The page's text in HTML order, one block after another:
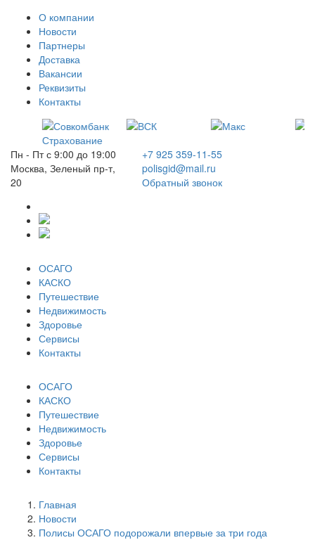
О компании
Новости
Партнеры
Доставка
Вакансии
Реквизиты
Контакты
Пн - Пт с 9:00 до 19:00
Москва, Зеленый пр-т,
20
+7 925 359-11-55
polisgid@mail.ru
Обратный звонок
ОСАГО
КАСКО
Путешествие
Недвижимость
Здоровье
Сервисы
Контакты
ОСАГО
КАСКО
Путешествие
Недвижимость
Здоровье
Сервисы
Контакты
Главная
Новости
Полисы ОСАГО подорожали впервые за три года